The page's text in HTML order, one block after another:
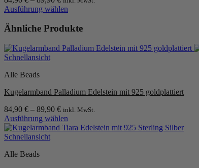
Optionen
können
der
gewählt
werden
Ausführung wählen
Produkt
mehrere
Varianten
auf.
Die
können
der
Produktseite
gewählt
werden
Ähnliche Produkte
Schnellansicht
Alle Beads
Kugelarmband Palladium Edelstein mit 925 goldplattiert
84,90 € – 89,90 € inkl. MwSt.
Ausführung wählen
Dieses
Produkt
mehrere
Schnellansicht
Alle Beads